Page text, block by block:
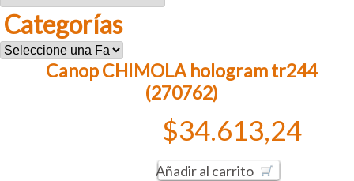
Categorías
Canop CHIMOLA hologram tr244
(270762)
$34.613,24
Añadir al carrito